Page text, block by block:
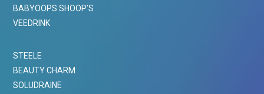
BABYOOPS SHOOP’S
VEEDRINK
STEELE
BEAUTY CHARM
SOLUDRAINE